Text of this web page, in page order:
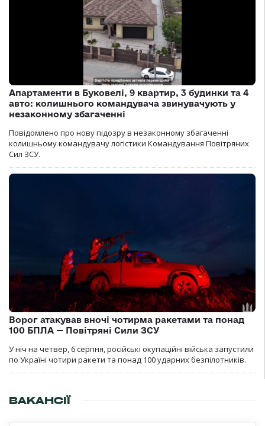
Апартаменти в Буковелі, 9 квартир, 3 будинки та 4
авто: колишнього командувача звинувачують у
незаконному збагаченні
Повідомлено про нову підозру в незаконному збагаченні
колишньому командувачу логістики Командування Повітряних
Сил ЗСУ.
Ворог атакував вночі чотирма ракетами та понад
100 БПЛА — Повітряні Сили ЗСУ
У ніч на четвер, 6 серпня, російські окупаційні війська запустили
по Україні чотири ракети та понад 100 ударних безпілотників.
ВАКАНСІЇ